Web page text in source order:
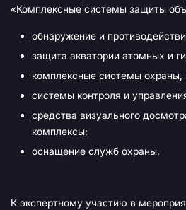
«Комплексные системы защиты
обнаружение и
защита акватории атомных и
комплексные системы охраны,
системы контроля и
средства визуального
комплексы;
оснащение служб охраны.
К экспертному участию в